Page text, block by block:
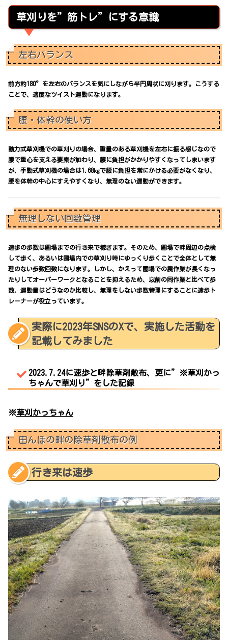
草刈りを”筋トレ”にする意識
左右バランス
前方約180°を左右のバランスを気にしながら半円周状に刈ります。こうする
ことで、適度なツイスト運動になります。
腰・体幹の使い方
動力式草刈機での草刈りの場合、重量のある草刈機を左右に振る感じなので
腰で重心を支える要素が加わり、腰に負担がかかりやすくなってしまいます
が、手動式草刈機の場合は1.68㎏で腰に負担を常にかける必要がなくなり、
腰を体幹の中心にすえやすくなり、無理のない運動ができます。
無理しない回数管理
速歩の歩数は圃場までの行き来で稼ぎます。そのため、圃場で畔周辺の点検
して歩く、あるいは圃場内での草刈り時にゆっくり歩くことで全体として無
理のない歩数回数になります。しかし、かえって圃場での農作業が長くなっ
たりしてオーバーワークとなることを抑えるため、以前の同作業と比べて歩
数．運動量はどうなのか比較し、無理をしない歩数管理にすることに速歩ト
レーナーが役立っています。
実際に2023年SNSのXで、実施した活動を
記載してみました
2023.7.24に速歩と畔除草剤散布、更に”※草刈かっ
ちゃんで草刈り”をした記録
※草刈かっちゃん
田んぼの畔の除草剤散布の例
行き来は速歩